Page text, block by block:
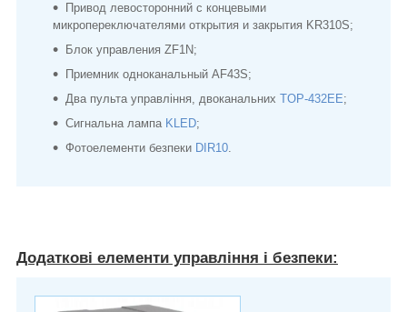
Привод левосторонний с концевыми
микропереключателями открытия и закрытия KR310S;
Блок управления ZF1N;
Приемник одноканальный AF43S;
Два пульта управління, двоканальних TOP-432EE;
Сигнальна лампа KLED;
Фотоелементи безпеки DIR10.
Додаткові елементи управління і безпеки: